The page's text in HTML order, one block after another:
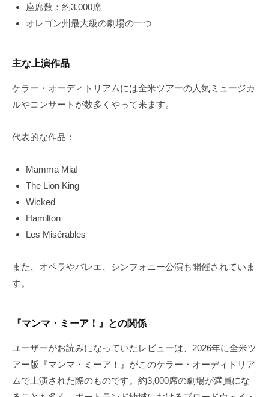
座席数：約3,000席
オレゴン州最大級の劇場の一つ
主な上演作品
ケラー・オーディトリアムには全米ツアーの人気ミュージカ
ルやコンサートが数多くやって来ます。
代表的な作品：
Mamma Mia!
The Lion King
Wicked
Hamilton
Les Misérables
また、オペラやバレエ、シンフォニー公演も開催されていま
す。
『マンマ・ミーア！』との関係
ユーザーがお読みになっていたレビューは、2026年に全米ツ
アー版『マンマ・ミーア！』がこのケラー・オーディトリア
ムで上演された際のものです。約3,000席の劇場が満員にな